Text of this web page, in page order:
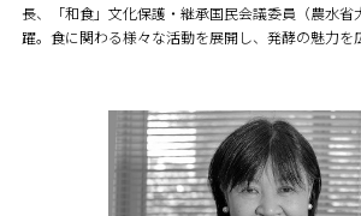
長、「和食」文化保護・継承国民会議委員（農水省
躍。食に関わる様々な活動を展開し、発酵の魅力を